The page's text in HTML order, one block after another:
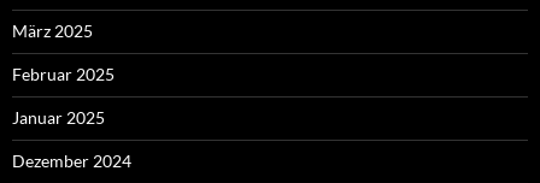
März 2025
Februar 2025
Januar 2025
Dezember 2024